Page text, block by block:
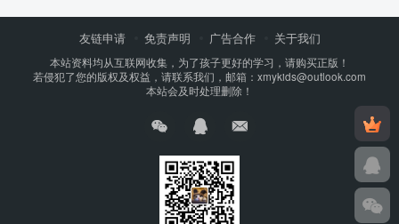
友链申请 免责声明 广告合作 关于我们
本站资料均从互联网收集，为了孩子更好的学习，请购买正版！
若侵犯了您的版权及权益，请联系我们，邮箱：xmykids@outlook.com
本站会及时处理删除！